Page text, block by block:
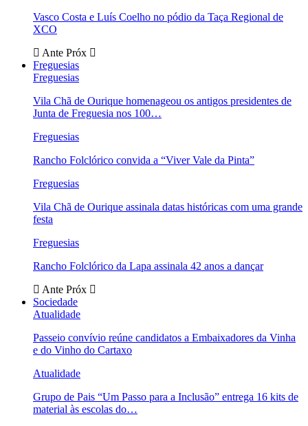
Vasco Costa e Luís Coelho no pódio da Taça Regional de
XCO
Ante Próx
Freguesias
Freguesias
Vila Chã de Ourique homenageou os antigos presidentes de
Junta de Freguesia nos 100…
Freguesias
Rancho Folclórico convida a “Viver Vale da Pinta”
Freguesias
Vila Chã de Ourique assinala datas históricas com uma grande
festa
Freguesias
Rancho Folclórico da Lapa assinala 42 anos a dançar
Ante Próx
Sociedade
Atualidade
Passeio convívio reúne candidatos a Embaixadores da Vinha
e do Vinho do Cartaxo
Atualidade
Grupo de Pais “Um Passo para a Inclusão” entrega 16 kits de
material às escolas do…